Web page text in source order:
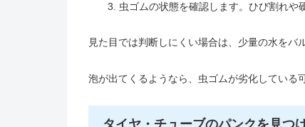
虫ゴムの状態を確認します。ひび割れや
見た目では判断しにくい場合は、少量の水をバ
泡が出てくるようなら、虫ゴムが劣化している
タイヤ・チューブのパンクを見つ